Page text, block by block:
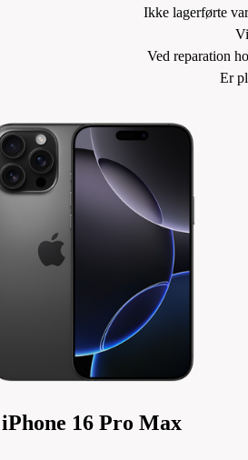
Ikke lagerførte
Ved reparation
Er
iPhone 16 Pro Max